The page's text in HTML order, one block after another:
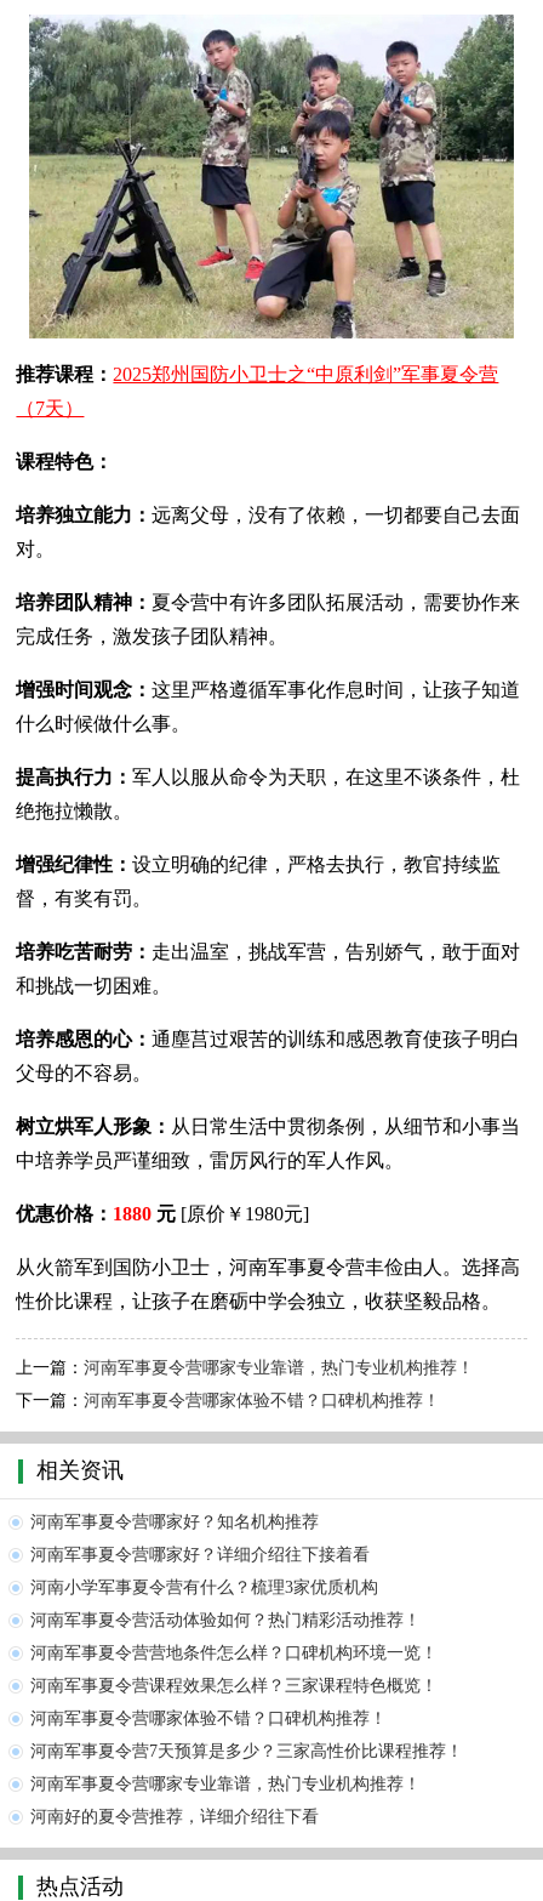
推荐课程： 2025郑州国防小卫士之“中原利剑”军事夏令营
（7天）
课程特色：
培养独立能力：远离父母，没有了依赖，一切都要自己去面
对。
培养团队精神： 夏令营中有许多团队拓展活动，需要协作来
完成任务，激发孩子团队精神。
增强时间观念：这里严格遵循军事化作息时间，让孩子知道
什么时候做什么事。
提高执行力：军人以服从命令为天职，在这里不谈条件，杜
绝拖拉懒散。
增强纪律性：设立明确的纪律，严格去执行，教官持续监
督，有奖有罚。
培养吃苦耐劳： 走出温室，挑战军营，告别娇气，敢于面对
和挑战一切困难。
培养感恩的心：通塵莒过艰苦的训练和感恩教育使孩子明白
父母的不容易。
树立烘军人形象： 从日常生活中贯彻条例，从细节和小事当
中培养学员严谨细致，雷厉风行的军人作风。
优惠价格： 1880 元 [原价￥1980元]
从火箭军到国防小卫士，河南军事夏令营丰俭由人。选择高
性价比课程，让孩子在磨砺中学会独立，收获坚毅品格。
上一篇：河南军事夏令营哪家专业靠谱，热门专业机构推荐！
下一篇：河南军事夏令营哪家体验不错？口碑机构推荐！
相关资讯
河南军事夏令营哪家好？知名机构推荐
河南军事夏令营哪家好？详细介绍往下接着看
河南小学军事夏令营有什么？梳理3家优质机构
河南军事夏令营活动体验如何？热门精彩活动推荐！
河南军事夏令营营地条件怎么样？口碑机构环境一览！
河南军事夏令营课程效果怎么样？三家课程特色概览！
河南军事夏令营哪家体验不错？口碑机构推荐！
河南军事夏令营7天预算是多少？三家高性价比课程推荐！
河南军事夏令营哪家专业靠谱，热门专业机构推荐！
河南好的夏令营推荐，详细介绍往下看
热点活动